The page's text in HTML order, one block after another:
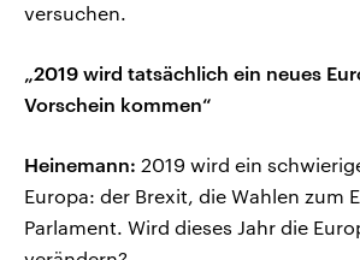
versuchen.
„2019 wird tatsächlich ein neues
Vorschein kommen“
Heinemann: 2019 wird ein
Europa: der Brexit, die Wahlen zum
Parlament. Wird dieses Jahr die